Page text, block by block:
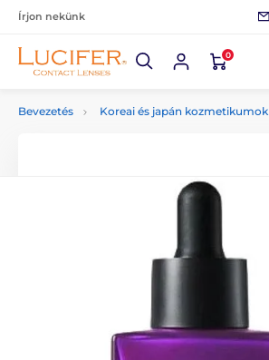
Írjon nekünk
0
Bevezetés Koreai és japán kozmetikumok